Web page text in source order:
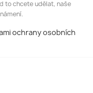
to chcete udělat, naše
ochrany osobních